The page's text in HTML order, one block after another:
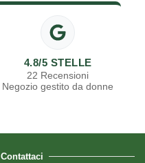
4.8/5 STELLE
22 Recensioni
Negozio gestito da donne
Contattaci